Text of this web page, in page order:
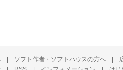
| ソフト作者・ソフトハウスの方へ |